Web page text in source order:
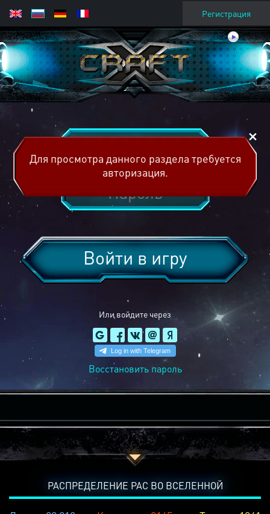
Регистрация
Или войдите через
Войти в игру
Восстановить пароль
Для просмотра данного раздела требуется
авторизация.
РАСПРЕДЕЛЕНИЕ РАС ВО ВСЕЛЕННОЙ